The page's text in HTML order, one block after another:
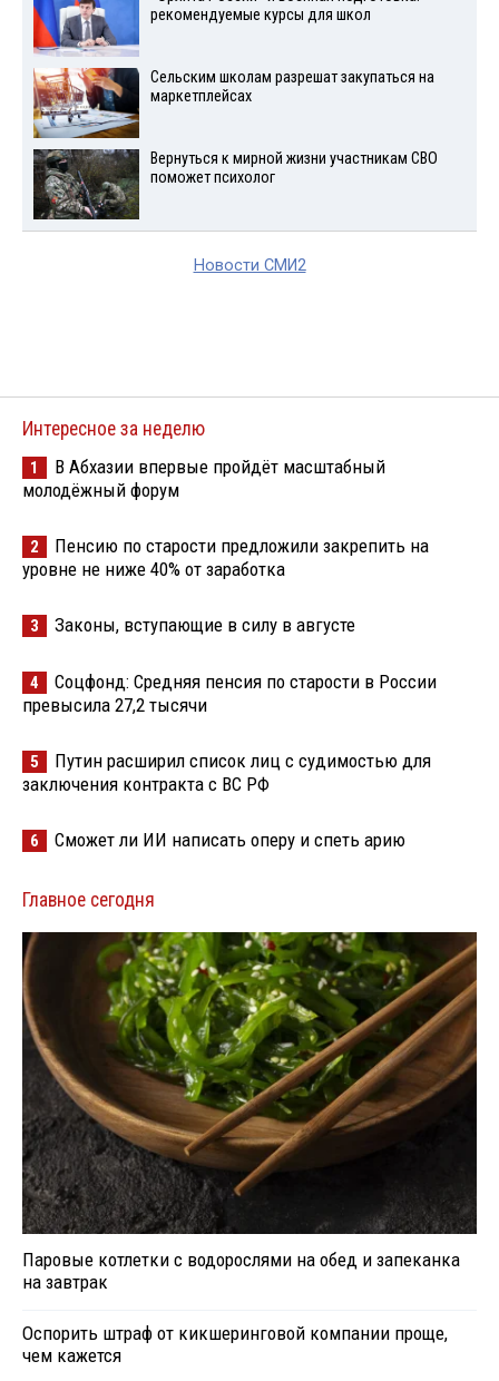
рекомендуемые курсы для школ
Сельским школам разрешат закупаться на
маркетплейсах
Вернуться к мирной жизни участникам СВО
поможет психолог
Новости СМИ2
Интересное за неделю
1
В Абхазии впервые пройдёт масштабный
молодёжный форум
2
Пенсию по старости предложили закрепить на
уровне не ниже 40% от заработка
3 Законы, вступающие в силу в августе
4
Соцфонд: Средняя пенсия по старости в России
превысила 27,2 тысячи
5
Путин расширил список лиц с судимостью для
заключения контракта с ВС РФ
6 Сможет ли ИИ написать оперу и спеть арию
Главное сегодня
Паровые котлетки с водорослями на обед и запеканка
на завтрак
Оспорить штраф от кикшеринговой компании проще,
чем кажется